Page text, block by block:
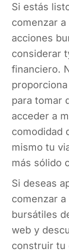
Si estás
comenzar
acciones
considerar
financiero.
para tomar
acceder a
comodidad
mismo tu
más sólido
Si deseas
comenzar
bursátiles
web y
construir tu